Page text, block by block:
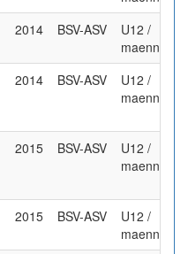
2014 BSV-ASV
U12 /
maennlich
2014 BSV-ASV
U12 /
maennlich
2015 BSV-ASV
U12 /
maennlich
2015 BSV-ASV
U12 /
maennlich